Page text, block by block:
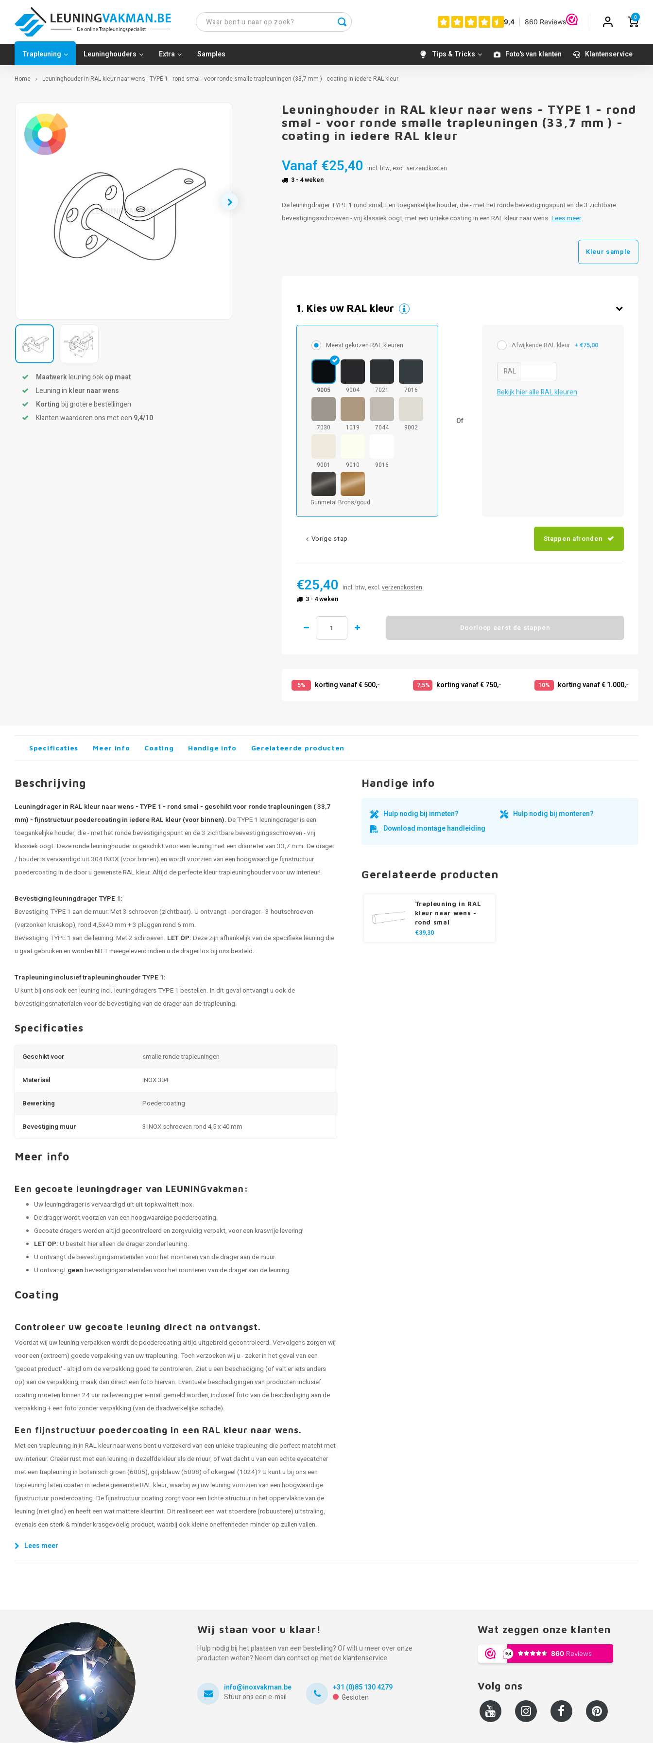
0
Trapleuning Leuninghouders Extra Samples Tips & Tricks Foto's van klanten Klantenservice
Home Leuninghouder in RAL kleur naar wens - TYPE 1 - rond smal - voor ronde smalle trapleuningen (33,7 mm ) - coating in iedere RAL kleur
Maatwerkleuning ookop maat
Leuning in kleur naar wens
Kortingbij grotere bestellingen
Klanten waarderen ons met een 9,4/10
Leuninghouder in RAL kleur naar wens - TYPE 1 - rond
smal - voor ronde smalle trapleuningen (33,7 mm ) -
coating in iedere RAL kleur
Vanaf €25,40 incl. btw, excl. verzendkosten
3 - 4 weken
De leuningdrager TYPE 1 rond smal; Een toegankelijke houder, die - met het ronde bevestigingspunt en de 3 zichtbare
bevestigingsschroeven - vrij klassiek oogt, met een unieke coating in een RAL kleur naar wens. Lees meer
Kleur sample
1. Kies uw RAL kleur
Meest gekozen RAL kleuren
9005 9004 7021 7016
7030 1019 7044 9002
9001 9010 9016
Gunmetal Brons/goud
Of
Afwijkende RAL kleur + €75,00
RAL
Bekijk hier alle RAL kleuren
Vorige stap Stappen afronden
€25,40 incl. btw, excl. verzendkosten
3 - 4 weken
Doorloop eerst de stappen
5% korting vanaf € 500,- 7,5% korting vanaf € 750,- 10% korting vanaf € 1.000,-
Specificaties Meer info Coating Handige info Gerelateerde producten
Beschrijving
Leuningdrager in RAL kleur naar wens - TYPE 1 - rond smal - geschikt voor ronde trapleuningen ( 33,7
mm) - fijnstructuur poedercoating in iedere RAL kleur (voor binnen). De TYPE 1 leuningdrager is een
toegankelijke houder, die - met het ronde bevestigingspunt en de 3 zichtbare bevestigingsschroeven - vrij
klassiek oogt. Deze ronde leuninghouder is geschikt voor een leuning met een diameter van 33,7 mm. De drager
/ houder is vervaardigd uit 304 INOX (voor binnen) en wordt voorzien van een hoogwaardige fijnstructuur
poedercoating in de door u gewenste RAL kleur. Altijd de perfecte kleur trapleuninghouder voor uw interieur!
Bevestiging leuningdrager TYPE 1:
Bevestiging TYPE 1 aan de muur: Met 3 schroeven (zichtbaar). U ontvangt - per drager - 3 houtschroeven
(verzonken kruiskop), rond 4,5x40 mm + 3 pluggen rond 6 mm.
Bevestiging TYPE 1 aan de leuning: Met 2 schroeven. LET OP: Deze zijn afhankelijk van de specifieke leuning die
u gaat gebruiken en worden NIET meegeleverd indien u de drager los bij ons besteld.
Trapleuning inclusief trapleuninghouder TYPE 1:
U kunt bij ons ook een leuning incl. leuningdragers TYPE 1 bestellen. In dit geval ontvangt u ook de
bevestigingsmaterialen voor de bevestiging van de drager aan de trapleuning.
Specificaties
Geschikt voor smalle ronde trapleuningen
Materiaal INOX 304
Bewerking Poedercoating
Bevestiging muur 3 INOX schroeven rond 4,5 x 40 mm
Meer info
Een gecoate leuningdrager van LEUNINGvakman:
Uw leuningdrager is vervaardigd uit uit topkwaliteit inox.
De drager wordt voorzien van een hoogwaardige poedercoating.
Gecoate dragers worden altijd gecontroleerd en zorgvuldig verpakt, voor een krasvrije levering!
LET OP: U bestelt hier alleen de drager zonder leuning.
U ontvangt de bevestigingsmaterialen voor het monteren van de drager aan de muur.
U ontvangt geen bevestigingsmaterialen voor het monteren van de drager aan de leuning.
Coating
Controleer uw gecoate leuning direct na ontvangst.
Voordat wij uw leuning verpakken wordt de poedercoating altijd uitgebreid gecontroleerd. Vervolgens zorgen wij
voor een (extreem) goede verpakking van uw trapleuning. Toch verzoeken wij u - zeker in het geval van een
'gecoat product' - altijd om de verpakking goed te controleren. Ziet u een beschadiging (of valt er iets anders
op) aan de verpakking, maak dan direct een foto hiervan. Eventuele beschadigingen van producten inclusief
coating moeten binnen 24 uur na levering per e-mail gemeld worden, inclusief foto van de beschadiging aan de
verpakking + een foto zonder verpakking (van de daadwerkelijke schade).
Een fijnstructuur poedercoating in een RAL kleur naar wens.
Met een trapleuning in in RAL kleur naar wens bent u verzekerd van een unieke trapleuning die perfect matcht met
uw interieur. Creëer rust met een leuning in dezelfde kleur als de muur, of wat dacht u van een echte eyecatcher
met een trapleuning in botanisch groen (6005), grijsblauw (5008) of okergeel (1024)? U kunt u bij ons een
trapleuning laten coaten in iedere gewenste RAL kleur, waarbij wij uw leuning voorzien van een hoogwaardige
fijnstructuur poedercoating. De fijnstructuur coating zorgt voor een lichte structuur in het oppervlakte van de
leuning (niet glad) en heeft een wat mattere kleurtint. Dit realiseert een wat stoerdere (robuustere) uitstraling,
evenals een sterk & minder krasgevoelig product, waarbij ook kleine oneffenheden minder op zullen vallen.
Lees meer
Handige info
Hulp nodig bij inmeten?
Hulp nodig bij monteren?
Download montage handleiding
Gerelateerde producten
Trapleuning in RAL
kleur naar wens -
rond smal
€39,30
Wij staan voor u klaar!
Hulp nodig bij het plaatsen van een bestelling? Of wilt u meer over onze
producten weten? Neem dan contact op met deklantenservice.
info@inoxvakman.be
Stuur ons een e-mail
+31 (0)85 130 4279
Gesloten
Wat zeggen onze klanten
Volg ons